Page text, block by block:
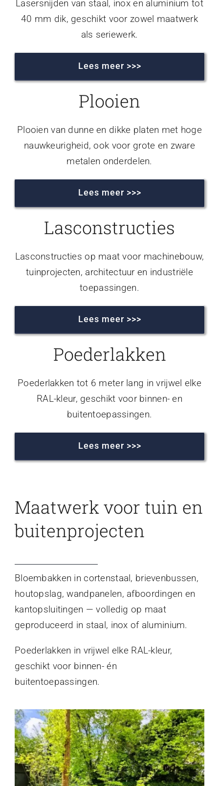
Lasersnijden van staal, inox en aluminium tot
40 mm dik, geschikt voor zowel maatwerk
als seriewerk.
Lees meer >>>
Plooien
Plooien van dunne en dikke platen met hoge
nauwkeurigheid, ook voor grote en zware
metalen onderdelen.
Lees meer >>>
Lasconstructies
Lasconstructies op maat voor machinebouw,
tuinprojecten, architectuur en industriële
toepassingen.
Lees meer >>>
Poederlakken
Poederlakken tot 6 meter lang in vrijwel elke
RAL-kleur, geschikt voor binnen- en
buitentoepassingen.
Lees meer >>>
Maatwerk voor tuin en
buitenprojecten
Bloembakken in cortenstaal, brievenbussen,
houtopslag, wandpanelen, afboordingen en
kantopsluitingen — volledig op maat
geproduceerd in staal, inox of aluminium.
Poederlakken in vrijwel elke RAL-kleur,
geschikt voor binnen- én
buitentoepassingen.